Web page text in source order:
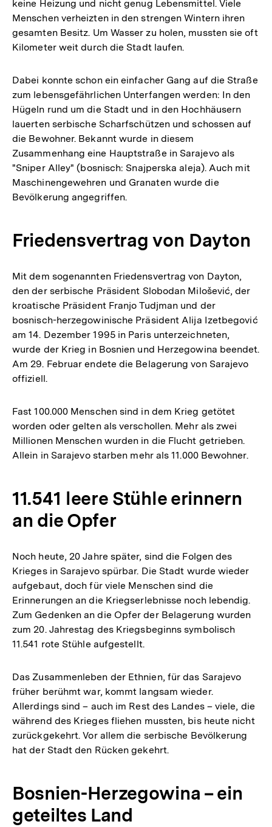
keine Heizung und nicht genug Lebensmittel. Viele
Menschen verheizten in den strengen Wintern ihren
gesamten Besitz. Um Wasser zu holen, mussten sie oft
Kilometer weit durch die Stadt laufen.
Dabei konnte schon ein einfacher Gang auf die Straße
zum lebensgefährlichen Unterfangen werden: In den
Hügeln rund um die Stadt und in den Hochhäusern
lauerten serbische Scharfschützen und schossen auf
die Bewohner. Bekannt wurde in diesem
Zusammenhang eine Hauptstraße in Sarajevo als
"Sniper Alley" (bosnisch: Snajperska aleja). Auch mit
Maschinengewehren und Granaten wurde die
Bevölkerung angegriffen.
Friedensvertrag von Dayton
Mit dem sogenannten Friedensvertrag von Dayton,
den der serbische Präsident Slobodan Milošević, der
kroatische Präsident Franjo Tudjman und der
bosnisch-herzegowinische Präsident Alija Izetbegović
am 14. Dezember 1995 in Paris unterzeichneten,
wurde der Krieg in Bosnien und Herzegowina beendet.
Am 29. Februar endete die Belagerung von Sarajevo
offiziell.
Fast 100.000 Menschen sind in dem Krieg getötet
worden oder gelten als verschollen. Mehr als zwei
Millionen Menschen wurden in die Flucht getrieben.
Allein in Sarajevo starben mehr als 11.000 Bewohner.
11.541 leere Stühle erinnern
an die Opfer
Noch heute, 20 Jahre später, sind die Folgen des
Krieges in Sarajevo spürbar. Die Stadt wurde wieder
aufgebaut, doch für viele Menschen sind die
Erinnerungen an die Kriegserlebnisse noch lebendig.
Zum Gedenken an die Opfer der Belagerung wurden
zum 20. Jahrestag des Kriegsbeginns symbolisch
11.541 rote Stühle aufgestellt.
Das Zusammenleben der Ethnien, für das Sarajevo
früher berühmt war, kommt langsam wieder.
Allerdings sind – auch im Rest des Landes – viele, die
während des Krieges fliehen mussten, bis heute nicht
zurückgekehrt. Vor allem die serbische Bevölkerung
hat der Stadt den Rücken gekehrt.
Bosnien-Herzegowina – ein
geteiltes Land